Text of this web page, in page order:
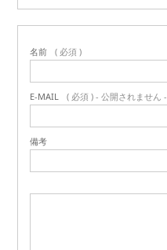
名前 ( 必須 )
E-MAIL ( 必須 ) - 公開されません -
備考